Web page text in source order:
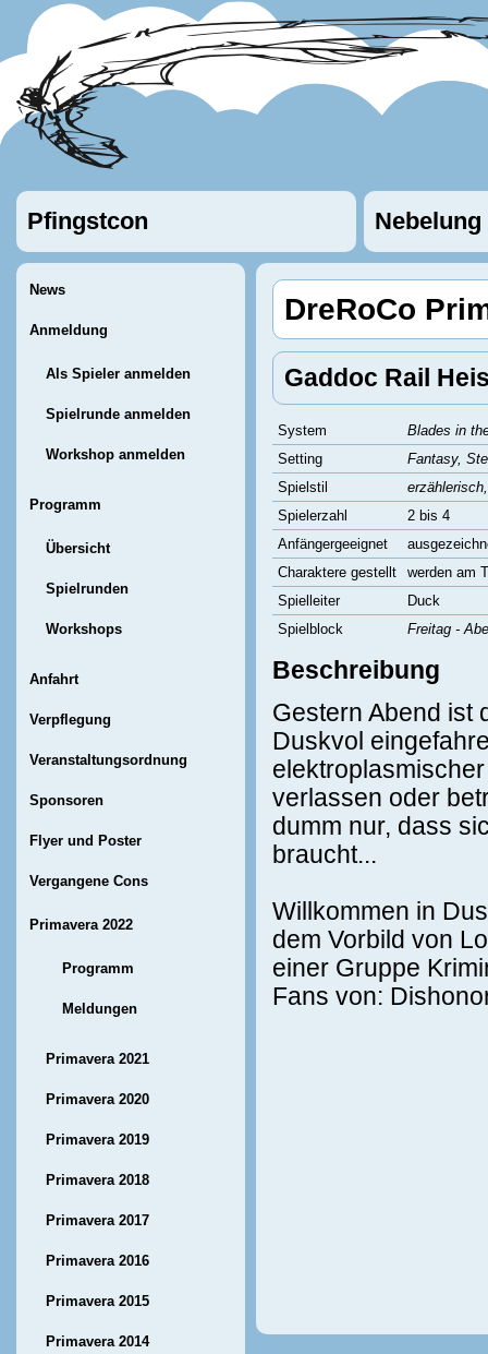
Pfingstcon Nebelung
News
Anmeldung
Als Spieler anmelden
Spielrunde anmelden
Workshop anmelden
Programm
Übersicht
Spielrunden
Workshops
Anfahrt
Verpflegung
Veranstaltungsordnung
Sponsoren
Flyer und Poster
Vergangene Cons
Primavera 2022
Programm
Meldungen
Primavera 2021
Primavera 2020
Primavera 2019
Primavera 2018
Primavera 2017
Primavera 2016
Primavera 2015
Primavera 2014
DreRoCo
Gaddoc Rail
System
Blades in
Setting
Fantasy,
Spielstil
Spielerzahl
2 bis 4
Anfängergeeignet
Charaktere gestellt
werden am
Spielleiter
Duck
Spielblock
Freitag -
Beschreibung
Gestern Abend ist
Duskvol
verlassen oder
dumm nur, dass
braucht...
Willkommen in
dem Vorbild von
einer Gruppe
Fans von: